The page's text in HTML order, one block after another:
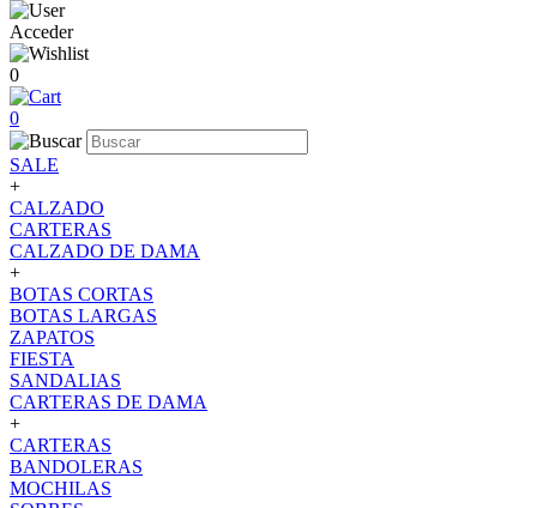
Acceder
0
0
SALE
+
CALZADO
CARTERAS
CALZADO DE DAMA
+
BOTAS CORTAS
BOTAS LARGAS
ZAPATOS
FIESTA
SANDALIAS
CARTERAS DE DAMA
+
CARTERAS
BANDOLERAS
MOCHILAS